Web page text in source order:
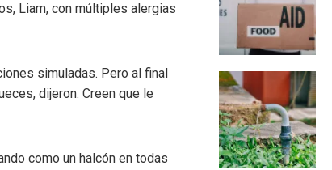
Liam, con múltiples alergias
simuladas. Pero al final
dijeron. Creen que le
como un halcón en todas